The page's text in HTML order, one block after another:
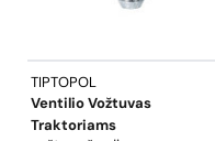
TIPTOPOL
Ventilio Vožtuvas
Traktoriams